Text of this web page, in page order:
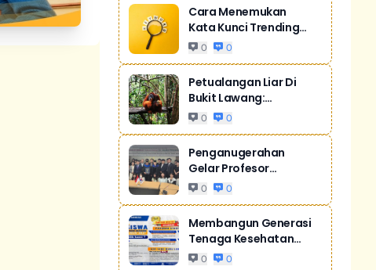
Cara Menemukan
Kata Kunci Trending
Untuk SEO
0 0
Petualangan Liar Di
Bukit Lawang:
Orangutan Sumatr...
0 0
Penganugerahan
Gelar Profesor
Kehormatan Dari Sill...
0 0
Membangun Generasi
Tenaga Kesehatan
Unggul Dan Men...
0 0